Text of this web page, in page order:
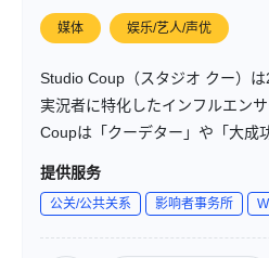
媒体 娱乐/艺人/声优
Studio Coup（スタジオ クー）
実況者に特化したインフルエンサ
Coupは「クーデター」や「大成
ーム業界に激震を走らせ更に盛
ています。
上記の目的を達成するために、
提供服务
公关/公共关系 影响者事务所